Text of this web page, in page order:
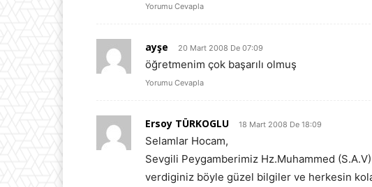
Yorumu Cevapla
ayşe 20 Mart 2008 De 07:09
öğretmenim çok başarılı olmuş
Yorumu Cevapla
Ersoy TÜRKOGLU 18 Mart 2008 De 18:09
Selamlar Hocam,
Sevgili Peygamberimiz Hz.Muhammed
verdiginiz böyle güzel bilgiler ve herkesin